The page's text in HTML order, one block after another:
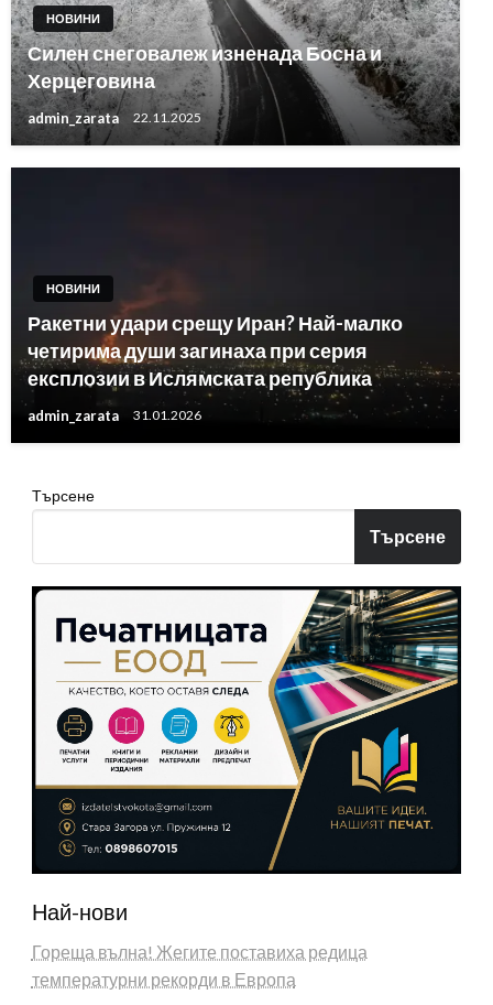
НОВИНИ
Силен снеговалеж изненада Босна и
Херцеговина
admin_zarata 22.11.2025
НОВИНИ
Ракетни удари срещу Иран? Най-малко
четирима души загинаха при серия
експлозии в Ислямската република
admin_zarata 31.01.2026
Търсене
Търсене
Най-нови
Гореща вълна! Жегите поставиха редица
температурни рекорди в Европа